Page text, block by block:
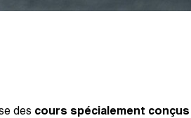
des cours spécialement